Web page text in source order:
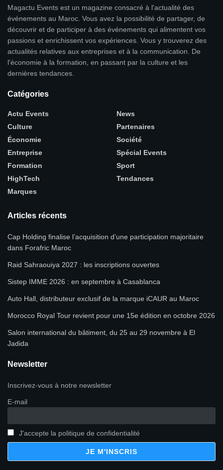
Magactu Events est un magazine consacré à l'actualité des
événements au Maroc. Vous avez la possibilité de partager, de
découvrir et de participer à des événements qui alimentent vos
passions et enrichissent vos expériences. Vous y trouverez des
actualités relatives aux entreprises et à la communication. De
l'économie à la formation, en passant par la culture et les
dernières tendances.
Catégories
Actu Events
Culture
Économie
Entreprise
Formation
HighTech
Marques
News
Partenaires
Société
Spécial Events
Sport
Tendances
Articles récents
Cap Holding finalise l’acquisition d’une participation majoritaire
dans Forafric Maroc
Raid Sahraouiya 2027 : les inscriptions ouvertes
Sistep IMME 2026 : en septembre à Casablanca
Auto Hall, distributeur exclusif de la marque iCAUR au Maroc
Morocco Royal Tour revient pour une 15e édition en octobre 2026
Salon international du bâtiment, du 25 au 29 novembre à El
Jadida
Newsletter
Inscrivez-vous à notre newsletter
E-mail
J'accepte la politique de confidentialité